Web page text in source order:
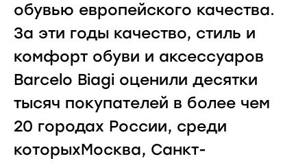
обувью европейского качества.
За эти годы качество, стиль и
комфорт обуви и аксессуаров
Barcelo Biagi оценили десятки
тысяч покупателей в более чем
20 городах России, среди
которыхМосква, Санкт-